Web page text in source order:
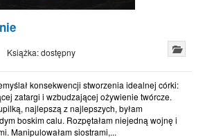
Książka:dostępny
konsekwencji stworzenia idealnej córki:
zatargi i wzbudzającej ożywienie twórcze.
najlepszą z najlepszych, byłam
boskim calu. Rozpętałam niejedną wojnę i
Manipulowałam siostrami,...